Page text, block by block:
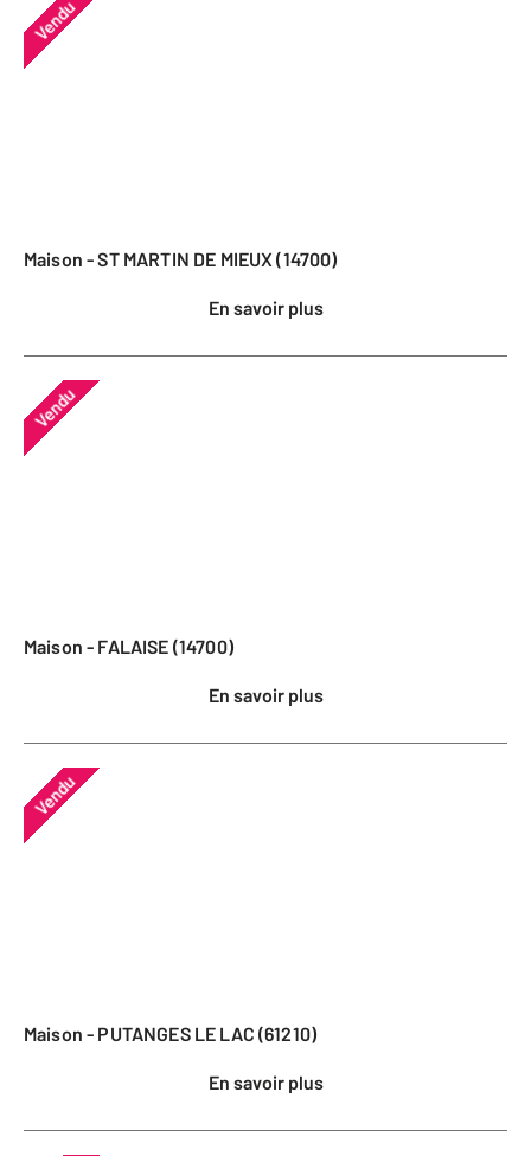
Vendu
Maison - ST MARTIN DE MIEUX (14700)
En savoir plus
Vendu
Maison - FALAISE (14700)
En savoir plus
Vendu
Maison - PUTANGES LE LAC (61210)
En savoir plus